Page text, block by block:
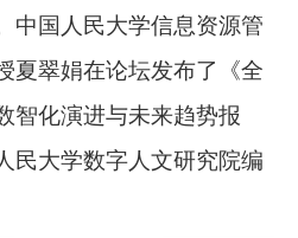
中国人民大学信息资源管
夏翠娟在论坛发布了《全
智化演进与未来趋势报
民大学数字人文研究院编